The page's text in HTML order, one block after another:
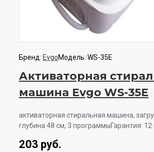
Бренд: EvgoМодель: WS-35E
Активаторная
машина Evgo WS-35E
активаторная стиральная машина,
глубина 48 см, 3 программыГарантия: 12
203 руб.